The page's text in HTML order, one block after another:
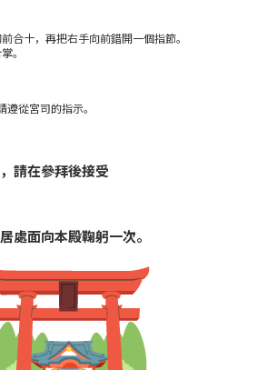
合十，再把右手向前錯開一個指節。
。
從宮司的指示。
請在參拜後接受
處面向本殿鞠躬一次。